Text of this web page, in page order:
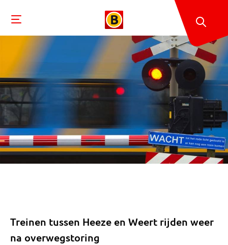
Treinen tussen Heeze en Weert rijden weer
na overwegstoring